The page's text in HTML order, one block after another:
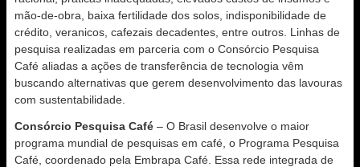
mão-de-obra, baixa fertilidade dos solos, indisponibilidade de
crédito, veranicos, cafezais decadentes, entre outros. Linhas de
pesquisa realizadas em parceria com o Consórcio Pesquisa
Café aliadas a ações de transferência de tecnologia vêm
buscando alternativas que gerem desenvolvimento das lavouras
com sustentabilidade.
Consórcio Pesquisa Café – O Brasil desenvolve o maior
programa mundial de pesquisas em café, o Programa Pesquisa
Café, coordenado pela Embrapa Café. Essa rede integrada de